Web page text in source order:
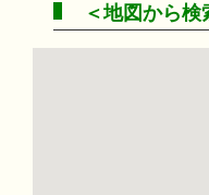
＜地図から